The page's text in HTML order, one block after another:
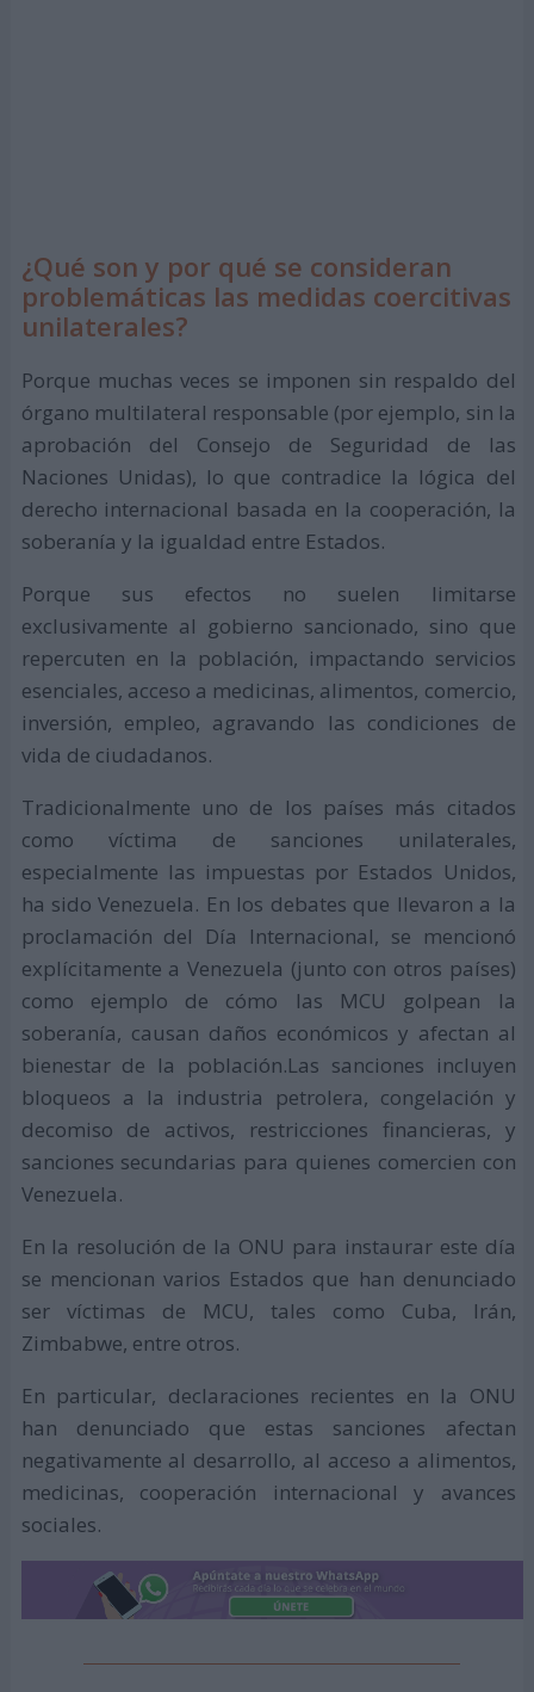
¿Qué son y por qué se consideran
problemáticas las medidas coercitivas
unilaterales?
Porque muchas veces se imponen sin respaldo del
órgano multilateral responsable (por ejemplo, sin la
aprobación del Consejo de Seguridad de las
Naciones Unidas), lo que contradice la lógica del
derecho internacional basada en la cooperación, la
soberanía y la igualdad entre Estados.
Porque sus efectos no suelen limitarse
exclusivamente al gobierno sancionado, sino que
repercuten en la población, impactando servicios
esenciales, acceso a medicinas, alimentos, comercio,
inversión, empleo, agravando las condiciones de
vida de ciudadanos.
Tradicionalmente uno de los países más citados
como víctima de sanciones unilaterales,
especialmente las impuestas por Estados Unidos,
ha sido Venezuela. En los debates que llevaron a la
proclamación del Día Internacional, se mencionó
explícitamente a Venezuela (junto con otros países)
como ejemplo de cómo las MCU golpean la
soberanía, causan daños económicos y afectan al
bienestar de la población.Las sanciones incluyen
bloqueos a la industria petrolera, congelación y
decomiso de activos, restricciones financieras, y
sanciones secundarias para quienes comercien con
Venezuela.
En la resolución de la ONU para instaurar este día
se mencionan varios Estados que han denunciado
ser víctimas de MCU, tales como Cuba, Irán,
Zimbabwe, entre otros.
En particular, declaraciones recientes en la ONU
han denunciado que estas sanciones afectan
negativamente al desarrollo, al acceso a alimentos,
medicinas, cooperación internacional y avances
sociales.